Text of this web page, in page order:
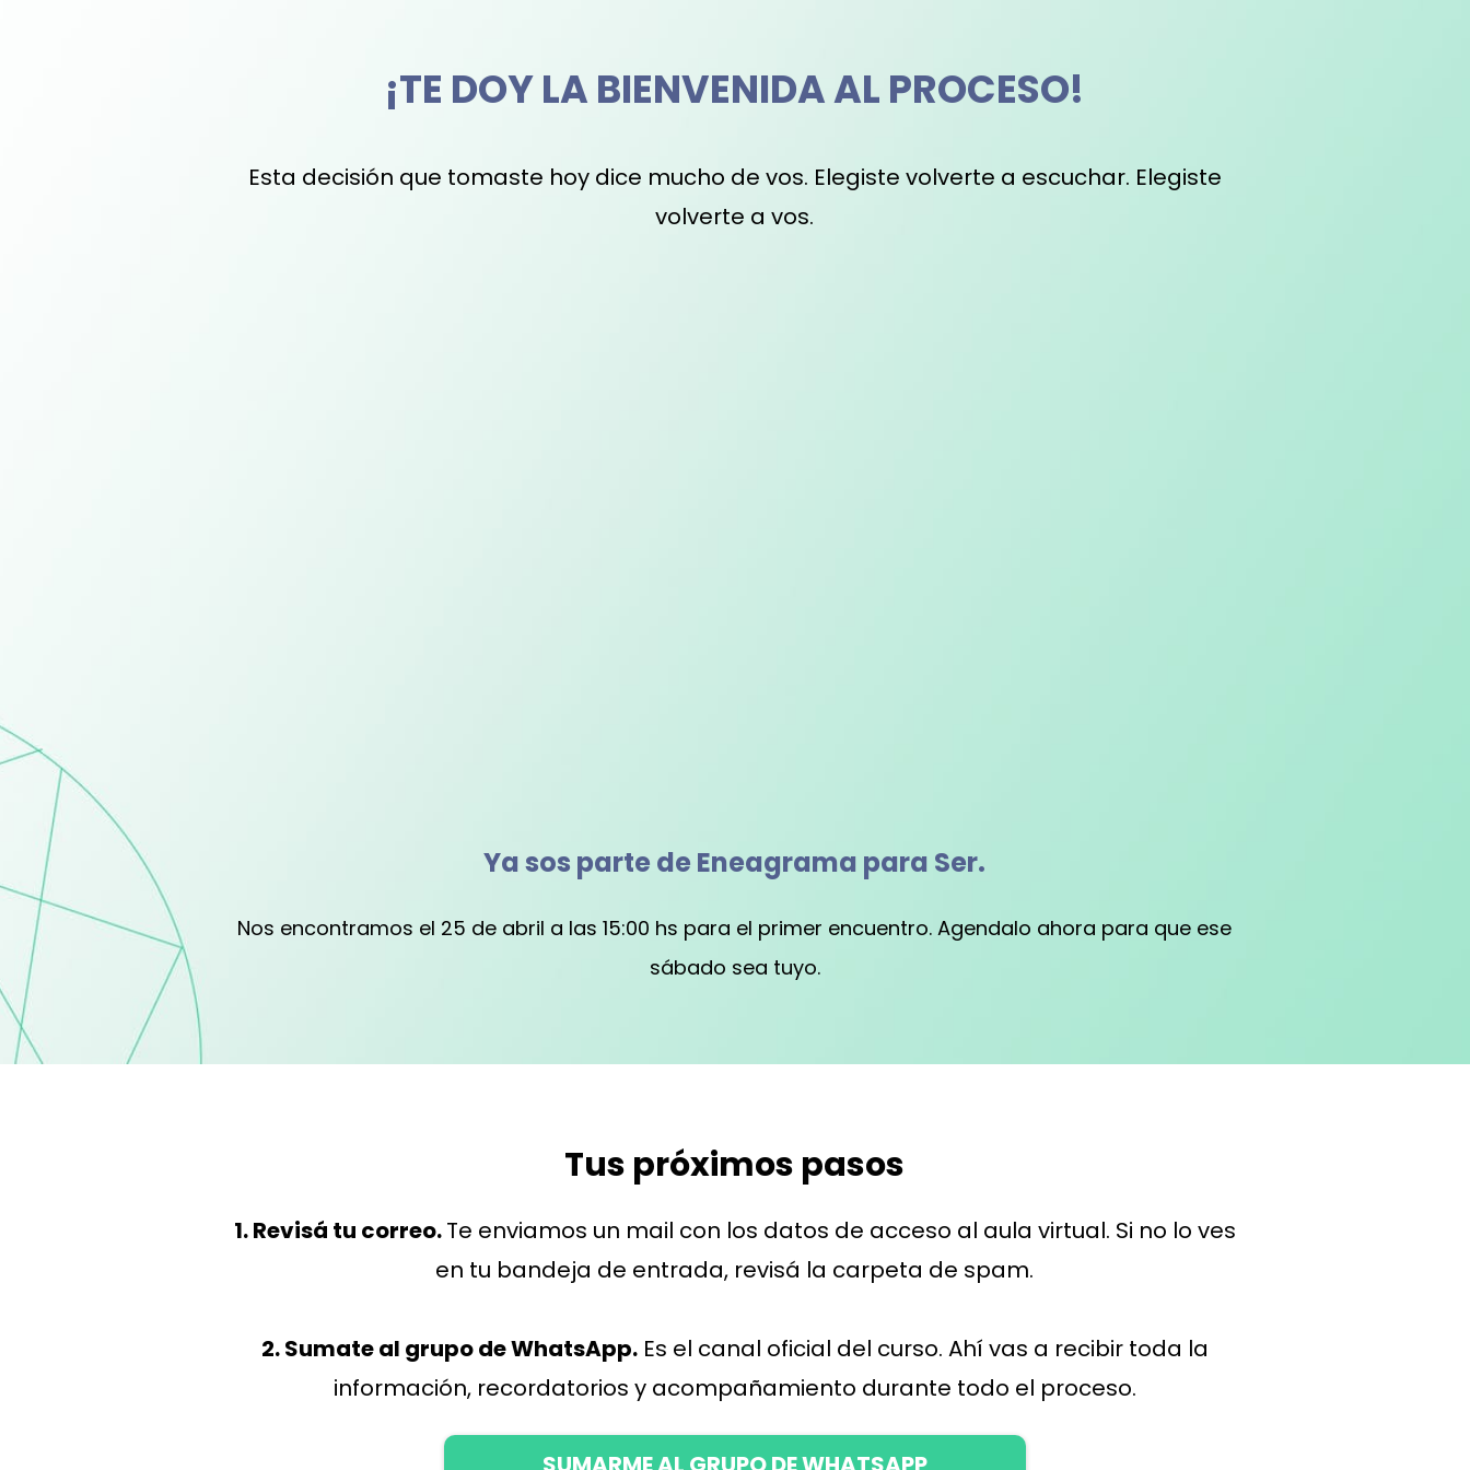
¡TE DOY LA BIENVENIDA AL PROCESO!
Esta decisión que tomaste hoy dice mucho de vos. Elegiste volverte a escuchar. Elegiste
volverte a vos.
Ya sos parte de Eneagrama para Ser.
Nos encontramos el 25 de abril a las 15:00 hs para el primer encuentro. Agendalo ahora para que ese
sábado sea tuyo.
Tus próximos pasos
1. Revisá tu correo.Te enviamos un mail con los datos de acceso al aula virtual. Si no lo ves
en tu bandeja de entrada, revisá la carpeta de spam.
2. Sumate al grupo de WhatsApp.Es el canal oficial del curso. Ahí vas a recibir toda la
información, recordatorios y acompañamiento durante todo el proceso.